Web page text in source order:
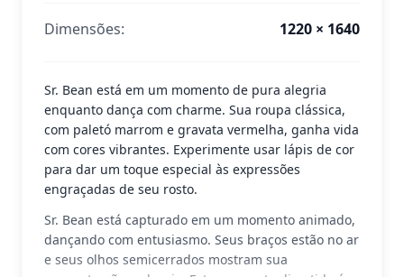
Dimensões: 1220 × 1640
Sr. Bean está em um momento de pura alegria
enquanto dança com charme. Sua roupa clássica,
com paletó marrom e gravata vermelha, ganha vida
com cores vibrantes. Experimente usar lápis de cor
para dar um toque especial às expressões
engraçadas de seu rosto.
Sr. Bean está capturado em um momento animado,
dançando com entusiasmo. Seus braços estão no ar
e seus olhos semicerrados mostram sua